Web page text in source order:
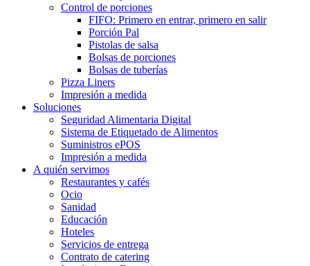
Control de porciones
FIFO: Primero en entrar, primero en salir
Porción Pal
Pistolas de salsa
Bolsas de porciones
Bolsas de tuberías
Pizza Liners
Impresión a medida
Soluciones
Seguridad Alimentaria Digital
Sistema de Etiquetado de Alimentos
Suministros ePOS
Impresión a medida
A quién servimos
Restaurantes y cafés
Ocio
Sanidad
Educación
Hoteles
Servicios de entrega
Contrato de catering